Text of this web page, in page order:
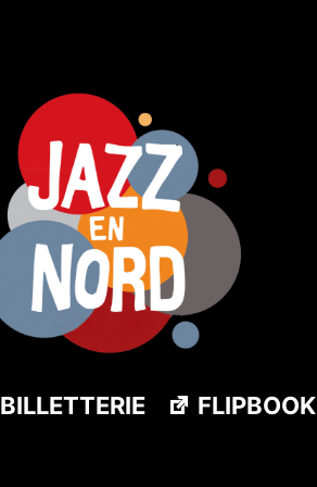
BILLETTERIE FLIPBOOK